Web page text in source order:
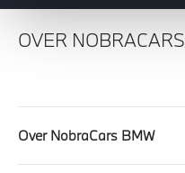
OVER NOBRACARS
Over NobraCars BMW